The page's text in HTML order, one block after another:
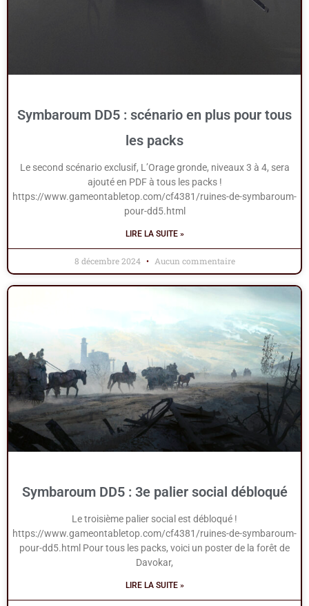
Symbaroum DD5 : scénario en plus pour tous
les packs
Le second scénario exclusif, L’Orage gronde, niveaux 3 à 4, sera
ajouté en PDF à tous les packs !
https://www.gameontabletop.com/cf4381/ruines-de-symbaroum-
pour-dd5.html
LIRE LA SUITE »
8 décembre 2024 Aucun commentaire
Symbaroum DD5 : 3e palier social débloqué
Le troisième palier social est débloqué !
https://www.gameontabletop.com/cf4381/ruines-de-symbaroum-
pour-dd5.html Pour tous les packs, voici un poster de la forêt de
Davokar,
LIRE LA SUITE »